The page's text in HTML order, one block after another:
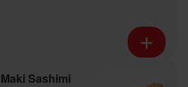
Sashimi